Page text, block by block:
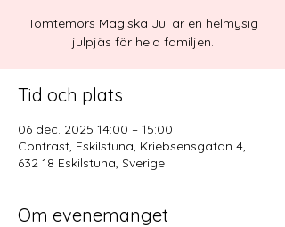
Tomtemors Magiska Jul är en helmysig
julpjäs för hela familjen.
Tid och plats
06 dec. 2025 14:00 – 15:00
Contrast, Eskilstuna, Kriebsensgatan 4,
632 18 Eskilstuna, Sverige
Om evenemanget